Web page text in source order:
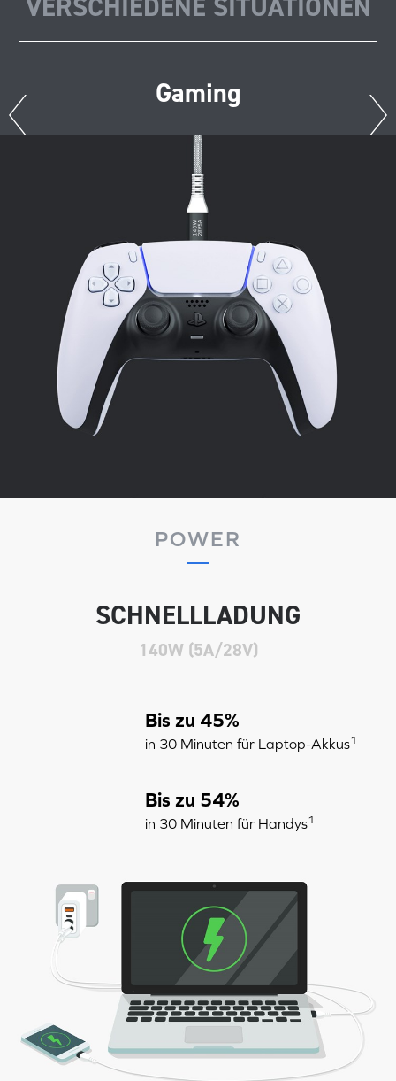
Gaming
POWER
SCHNELLLADUNG
140W (5A/28V)
Bis zu 45%
in 30 Minuten für Laptop-Akkus1
Bis zu 54%
in 30 Minuten für Handys1